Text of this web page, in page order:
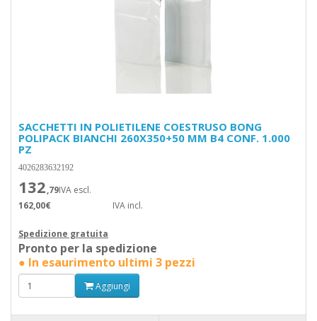
SACCHETTI IN POLIETILENE COESTRUSO BONG
POLIPACK BIANCHI 260X350+50 MM B4 CONF. 1.000
PZ
4026283632192
132,79IVA escl.
162,00€
Spedizione gratuita
IVA incl.
Pronto per la spedizione
● In esaurimento ultimi 3 pezzi
Aggiungi